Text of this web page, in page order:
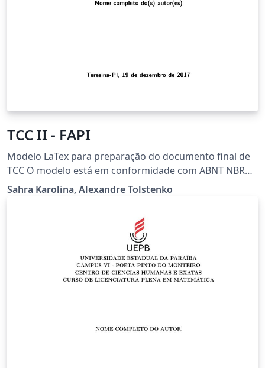
TCC II - FAPI
Modelo LaTex para preparação do documento final de
TCC O modelo está em conformidade com ABNT NBR
Faculdade do Piaui - FAPI
Sahra Karolina, Alexandre Tolstenko